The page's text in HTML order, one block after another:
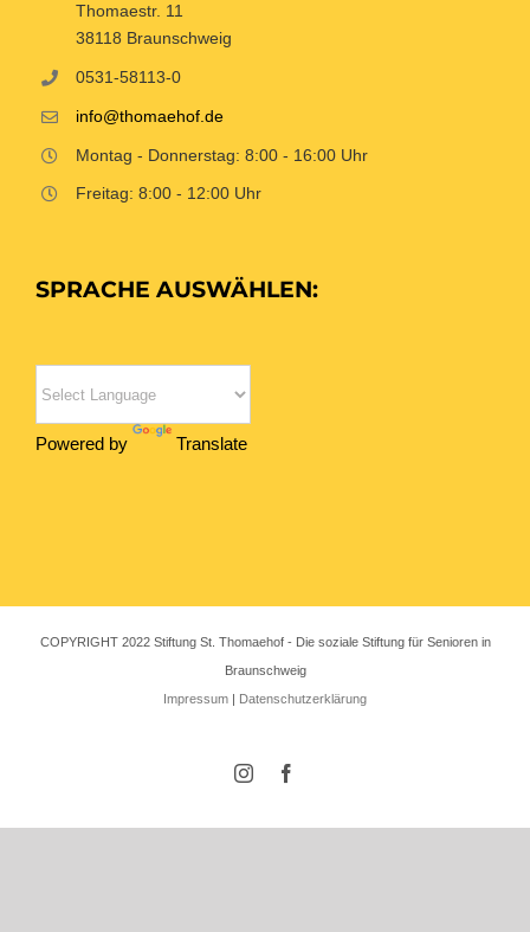
Thomaestr. 11
38118 Braunschweig
0531-58113-0
info@thomaehof.de
Montag - Donnerstag: 8:00 - 16:00 Uhr
Freitag: 8:00 - 12:00 Uhr
SPRACHE AUSWÄHLEN:
Powered by Translate
COPYRIGHT 2022 Stiftung St. Thomaehof - Die soziale Stiftung für Senioren in
Braunschweig
Impressum
Datenschutzerklärung
Instagram